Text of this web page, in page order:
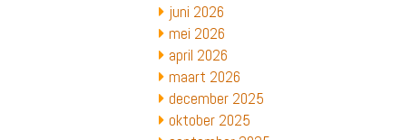
juni 2026
mei 2026
april 2026
maart 2026
december 2025
oktober 2025